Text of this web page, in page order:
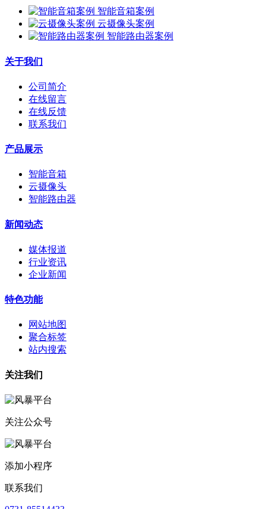
智能音箱案例
云摄像头案例
智能路由器案例
关于我们
公司简介
在线留言
在线反馈
联系我们
产品展示
智能音箱
云摄像头
智能路由器
新闻动态
媒体报道
行业资讯
企业新闻
特色功能
网站地图
聚合标签
站内搜索
关注我们
关注公众号
添加小程序
联系我们